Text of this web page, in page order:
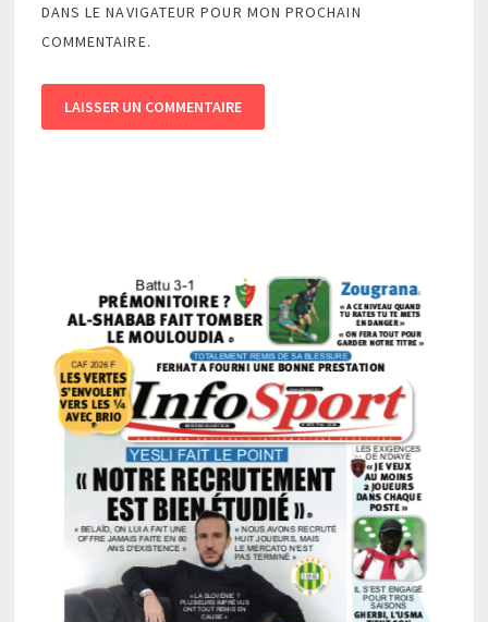
DANS LE NAVIGATEUR POUR MON PROCHAIN
COMMENTAIRE.